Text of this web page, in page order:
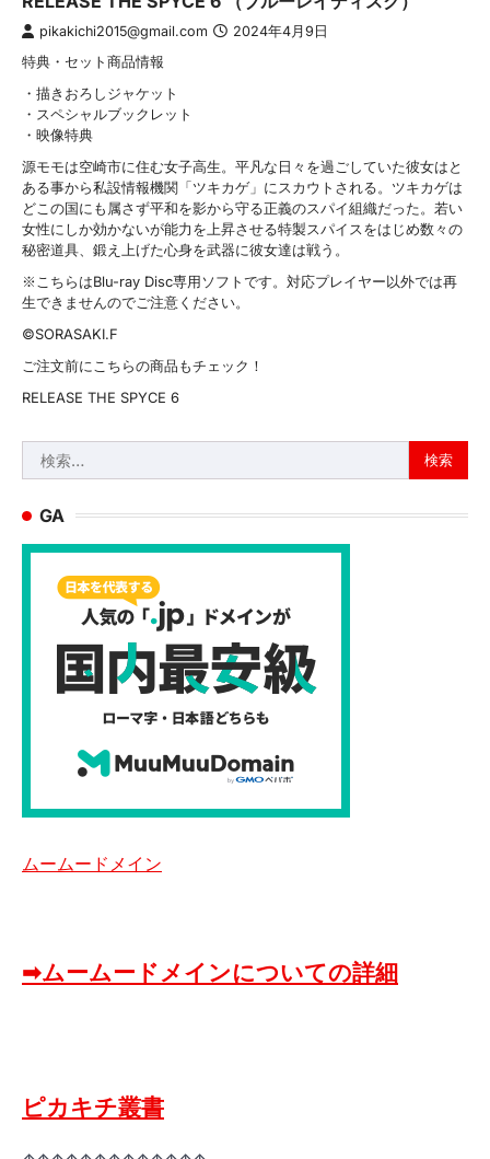
pikakichi2015@gmail.com 2024年4月9日
特典・セット商品情報
・描きおろしジャケット
・スペシャルブックレット
・映像特典
源モモは空崎市に住む女子高生。平凡な日々を過ごしていた彼女はと
ある事から私設情報機関「ツキカゲ」にスカウトされる。ツキカゲは
どこの国にも属さず平和を影から守る正義のスパイ組織だった。若い
女性にしか効かないが能力を上昇させる特製スパイスをはじめ数々の
秘密道具、鍛え上げた心身を武器に彼女達は戦う。
※こちらはBlu-ray Disc専用ソフトです。対応プレイヤー以外では再
生できませんのでご注意ください。
©SORASAKI.F
ご注文前にこちらの商品もチェック！
RELEASE THE SPYCE 6
索:
GA
ムームードメイン
➡ムームードメインについての詳細
ピカキチ叢書